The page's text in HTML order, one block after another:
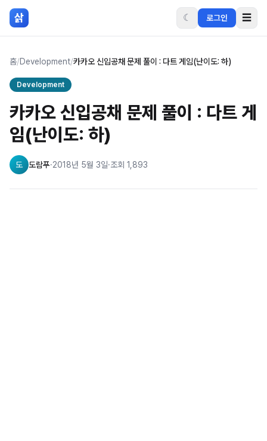
본문 바로가기
삵 ☾ 로그인 ☰
홈/Development/카카오 신입공채 문제 풀이 : 다트 게임(난이도: 하)
Development
카카오 신입공채 문제 풀이 : 다트 게
임(난이도: 하)
도 도람푸·2018년 5월 3일·조회 1,893